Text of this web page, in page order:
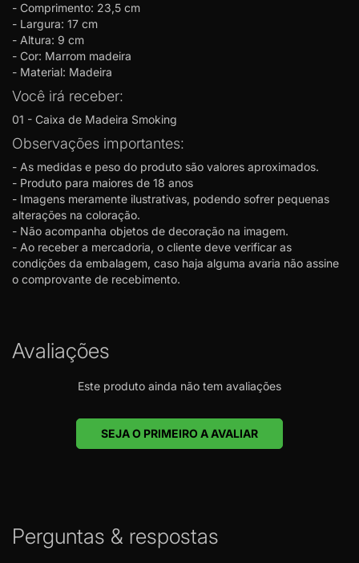
- Comprimento: 23,5 cm
- Largura: 17 cm
- Altura: 9 cm
- Cor: Marrom madeira
- Material: Madeira
Você irá receber:
01 - Caixa de Madeira Smoking
Observações importantes:
- As medidas e peso do produto são valores aproximados.
- Produto para maiores de 18 anos
- Imagens meramente ilustrativas, podendo sofrer pequenas
alterações na coloração.
- Não acompanha objetos de decoração na imagem.
- Ao receber a mercadoria, o cliente deve verificar as
condições da embalagem, caso haja alguma avaria não assine
o comprovante de recebimento.
Avaliações
Este produto ainda não tem avaliações
SEJA O PRIMEIRO A AVALIAR
Perguntas & respostas